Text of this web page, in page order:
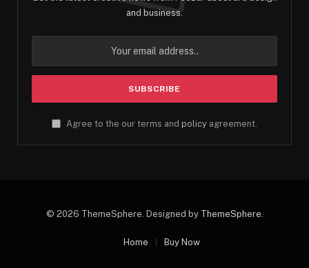
and business.
Agree to the our terms and policy agreement.
© 2026 ThemeSphere. Designed by ThemeSphere
Home Buy Now